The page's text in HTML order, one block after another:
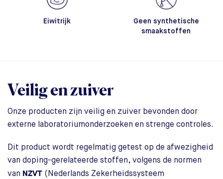
Eiwitrijk
Geen synthetische
smaakstoffen
Veilig en zuiver
Onze producten zijn veilig en zuiver bevonden door
externe laboratoriumonderzoeken en strenge controles.
Dit product wordt regelmatig getest op de afwezigheid
van doping-gerelateerde stoffen, volgens de normen
van NZVT (Nederlands Zekerheidssysteem